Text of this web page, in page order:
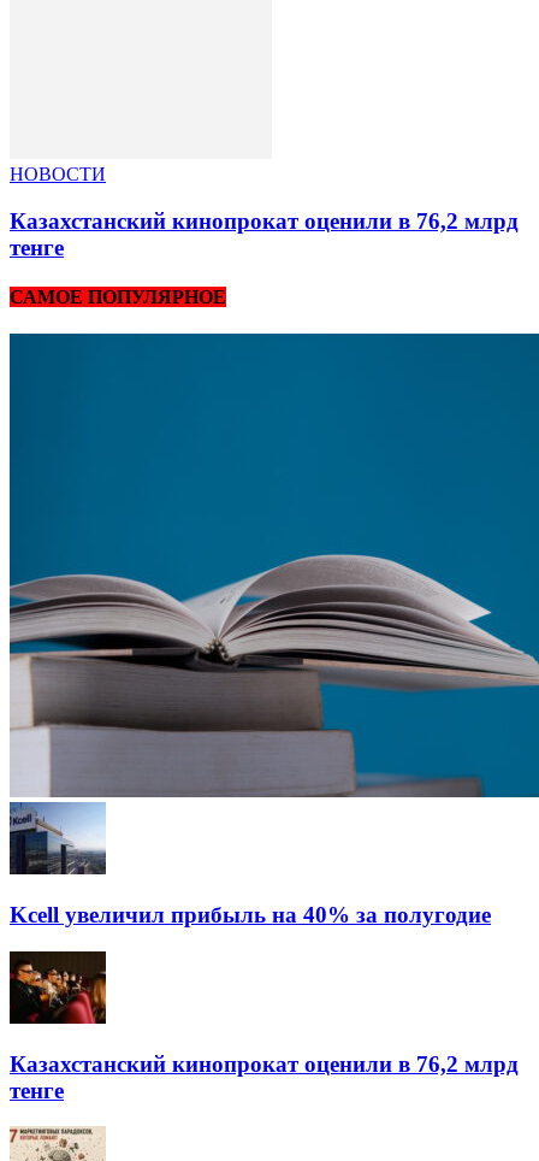
НОВОСТИ
Казахстанский кинопрокат оценили в 76,2 млрд
тенге
САМОЕ ПОПУЛЯРНОЕ
Kcell увеличил прибыль на 40% за полугодие
Казахстанский кинопрокат оценили в 76,2 млрд
тенге